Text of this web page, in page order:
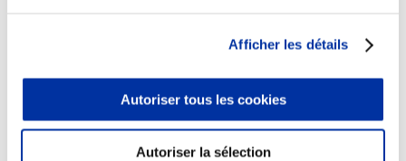
Afficher les détails
Autoriser tous les cookies
Autoriser la sélection
Consommation
Sécurité sanitaire
Juste rémunération et attractivité des métiers
Info-veille scientifique